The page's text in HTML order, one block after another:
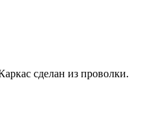
сделан из проволки.